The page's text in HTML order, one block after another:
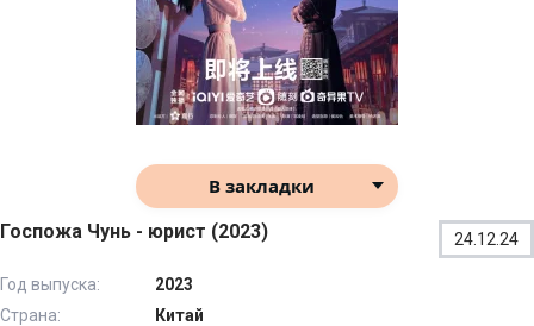
В закладки
Госпожа Чунь - юрист (2023) 24.12.24
Год выпуска:
2023
Страна:
Китай